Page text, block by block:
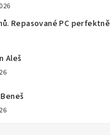
Repasované PC perfektně
Aleš